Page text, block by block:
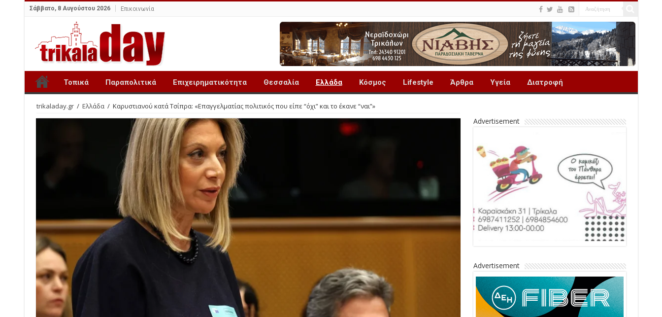
Σάββατο, 8 Αυγούστου 2026 Επικοινωνία
Τοπικά Παραπολιτικά Επιχειρηματικότητα Θεσσαλία Ελλάδα Κόσμος Lifestyle Άρθρα Υγεία Διατροφή
trikaladay.gr / Ελλάδα / Καρυστιανού κατά Τσίπρα: «Επαγγελματίας πολιτικός που είπε “όχι” και το έκανε “ναι”»
Advertisement
Advertisement